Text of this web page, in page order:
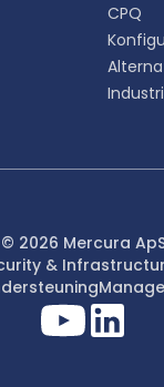
CPQ
© 2026 Mercura
&